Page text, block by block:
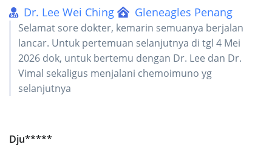
Dr. Lee Wei Ching Gleneagles Penang
Selamat sore dokter, kemarin semuanya berjalan
lancar. Untuk pertemuan selanjutnya di tgl 4 Mei
2026 dok, untuk bertemu dengan Dr. Lee dan Dr.
Vimal sekaligus menjalani chemoimuno yg
selanjutnya
Dju*****